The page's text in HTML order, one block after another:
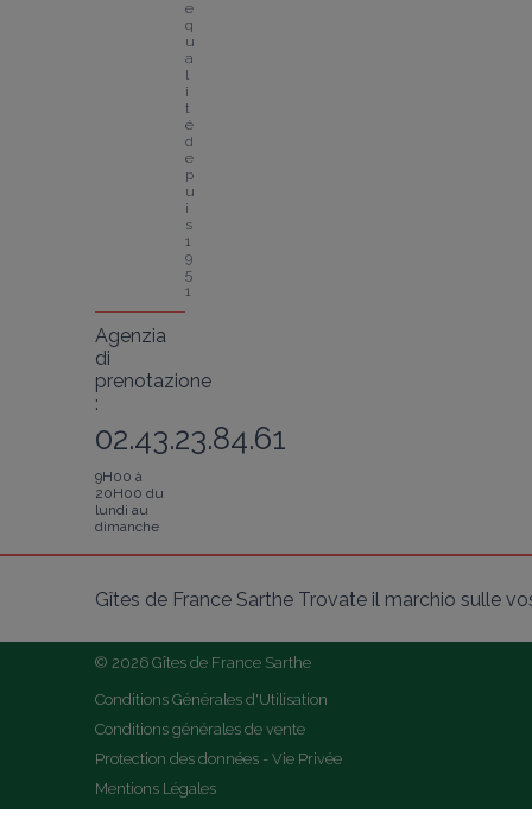
e
q
u
a
l
i
t
é
d
e
p
u
i
s
1
9
5
1
Agenzia
di
prenotazione
:
02.43.23.84.61
9H00 à
20H00 du
lundi au
dimanche
Gîtes de France Sarthe Trovate il marchio sulle
© 2026 Gîtes de France Sarthe
Conditions Générales d'Utilisation
Conditions générales de vente
Protection des données - Vie Privée
Mentions Légales